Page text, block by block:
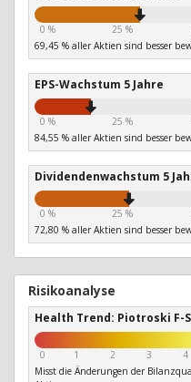
0 % 25 %
69,45 % aller Aktien sind besser
EPS-Wachstum 5 Jahre
0 % 25 %
84,55 % aller Aktien sind besser
Dividendenwachstum 5
0 % 25 %
72,80 % aller Aktien sind besser
Risikoanalyse
Health Trend: Piotroski F-
0 1 2 3 4
Misst die Änderungen der